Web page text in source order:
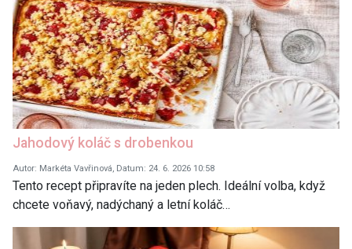
Jahodový koláč s drobenkou
Autor: Markéta Vavřinová, Datum: 24. 6. 2026 10:58
Tento recept připravíte na jeden plech. Ideální volba, když
chcete voňavý, nadýchaný a letní koláč…